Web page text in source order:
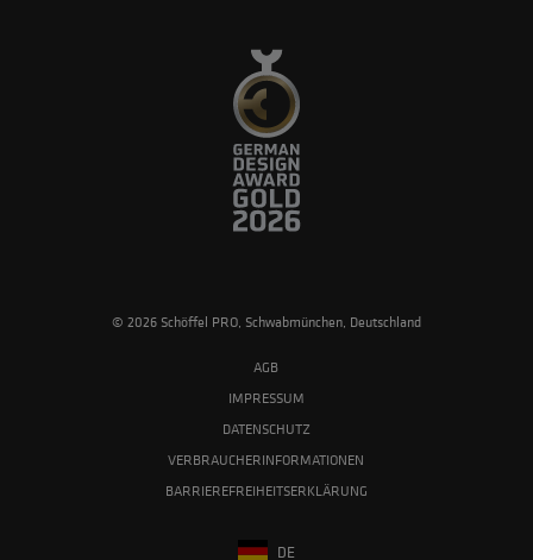
© 2026 Schöffel PRO, Schwabmünchen, Deutschland
AGB
IMPRESSUM
DATENSCHUTZ
VERBRAUCHERINFORMATIONEN
BARRIEREFREIHEITSERKLÄRUNG
DE